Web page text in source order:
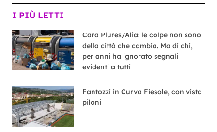
I PIÙ LETTI
Cara Plures/Alia: le colpe non sono
della città che cambia. Ma di chi,
per anni ha ignorato segnali
evidenti a tutti
Fantozzi in Curva Fiesole, con vista
piloni